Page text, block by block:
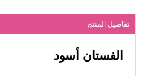
تفاصيل المنتج
الفستان أسود